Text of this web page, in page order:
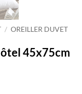
/ OREILLER DUVET
45x75cm